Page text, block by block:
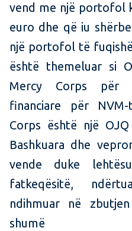
vend me një portofol
euro dhe që iu
një portofol të
është themeluar si
Mercy Corps për
financiare për
Corps është një
Bashkuara dhe
vende duke
fatkeqësitë,
ndihmuar në
shumë